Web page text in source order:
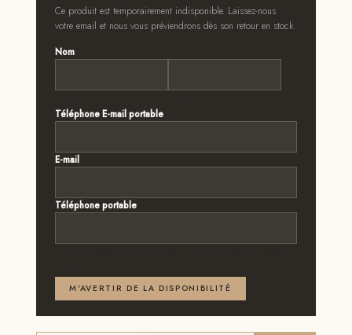
Ce produit est temporairement indisponible. Laissez-nous
votre email et nous vous préviendrons dès son retour en stock.
Nom
Téléphone E-mail portable
E-mail
Téléphone portable
M'AVERTIR DE LA DISPONIBILITÉ